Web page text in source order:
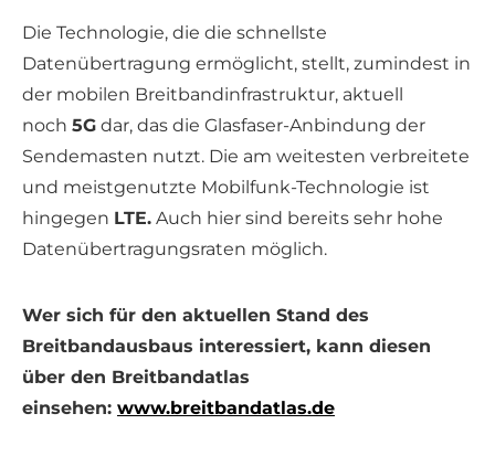
Die Technologie, die die schnellste
Datenübertragung ermöglicht, stellt, zumindest in
der mobilen Breitbandinfrastruktur, aktuell
noch 5G dar, das die Glasfaser-Anbindung der
Sendemasten nutzt. Die am weitesten verbreitete
und meistgenutzte Mobilfunk-Technologie ist
hingegen LTE. Auch hier sind bereits sehr hohe
Datenübertragungsraten möglich.
Wer sich für den aktuellen Stand des
Breitbandausbaus interessiert, kann diesen
über den Breitbandatlas
einsehen: www.breitbandatlas.de